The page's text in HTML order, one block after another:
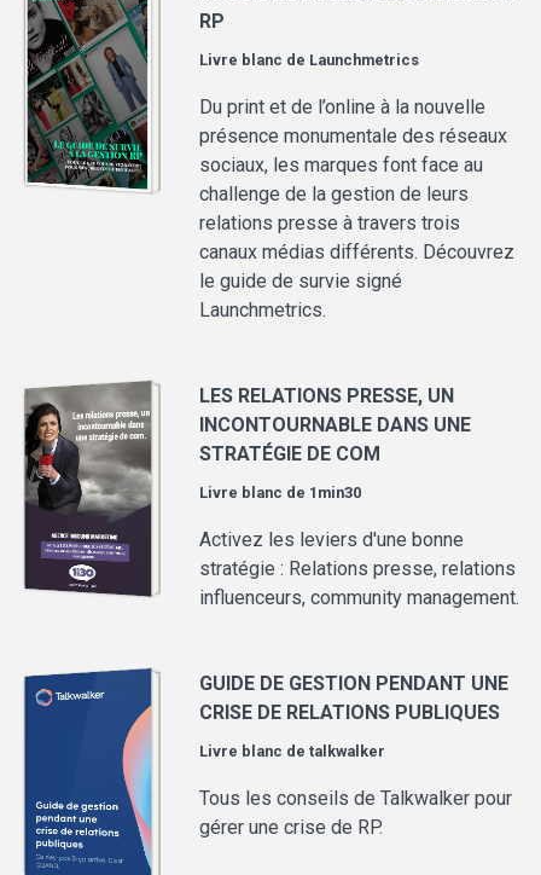
RP
Livre blanc de Launchmetrics
Du print et de l’online à la nouvelle
présence monumentale des réseaux
sociaux, les marques font face au
challenge de la gestion de leurs
relations presse à travers trois
canaux médias différents. Découvrez
le guide de survie signé
Launchmetrics.
LES RELATIONS PRESSE, UN
INCONTOURNABLE DANS UNE
STRATÉGIE DE COM
Livre blanc de 1min30
Activez les leviers d'une bonne
stratégie : Relations presse, relations
influenceurs, community management.
GUIDE DE GESTION PENDANT UNE
CRISE DE RELATIONS PUBLIQUES
Livre blanc detalkwalker
Tous les conseils de Talkwalker pour
gérer une crise de RP.